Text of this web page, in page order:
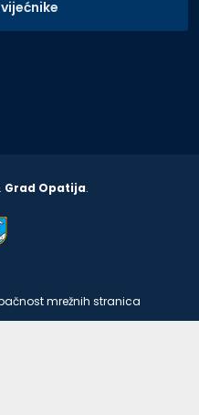
Grad Opatija.
mrežnih stranica